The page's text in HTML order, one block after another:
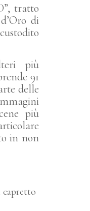
tratto
di
più
91
delle
più
in non
capretto